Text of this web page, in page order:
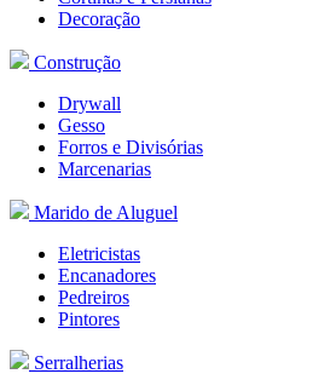
Decoração
Construção
Drywall
Gesso
Forros e Divisórias
Marcenarias
Marido de Aluguel
Eletricistas
Encanadores
Pedreiros
Pintores
Serralherias